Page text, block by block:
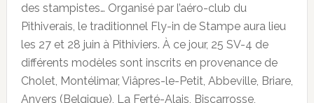
des stampistes… Organisé par l’aéro-club du
Pithiverais, le traditionnel Fly-in de Stampe aura lieu
les 27 et 28 juin à Pithiviers. À ce jour, 25 SV-4 de
différents modèles sont inscrits en provenance de
Cholet, Montélimar, Viâpres-le-Petit, Abbeville, Briare,
Anvers (Belgique), La Ferté-Alais, Biscarrosse,